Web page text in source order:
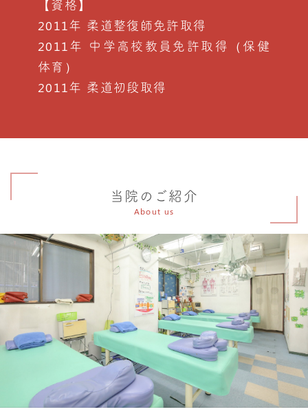
【資格】
2011年 柔道整復師免許取得
2011年 中学高校教員免許取得（保健
体育）
2011年 柔道初段取得
当院のご紹介
About us